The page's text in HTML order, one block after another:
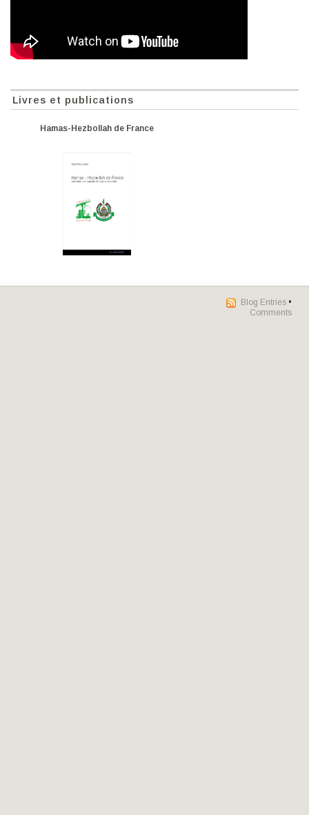
Livres et publications
Hamas-Hezbollah de France
Blog Entries •
Comments